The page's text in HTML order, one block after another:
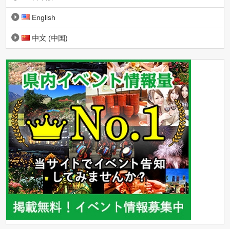
English
中文 (中国)